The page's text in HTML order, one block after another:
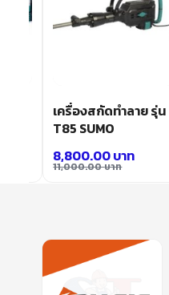
เครื่องสกัดทำลาย รุ่น
T85 SUMO
11,000.00บาท
8,800.00บาท